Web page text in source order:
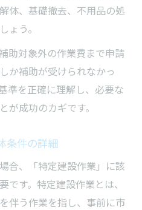
体、基礎撤去、不用品の処
ょう。
助対象外の作業費まで申請
か補助が受けられなかっ
準を正確に理解し、必要な
が成功のカギです。
条件の詳細
合、「特定建設作業」に該
です。特定建設作業とは、
伴う作業を指し、事前に市